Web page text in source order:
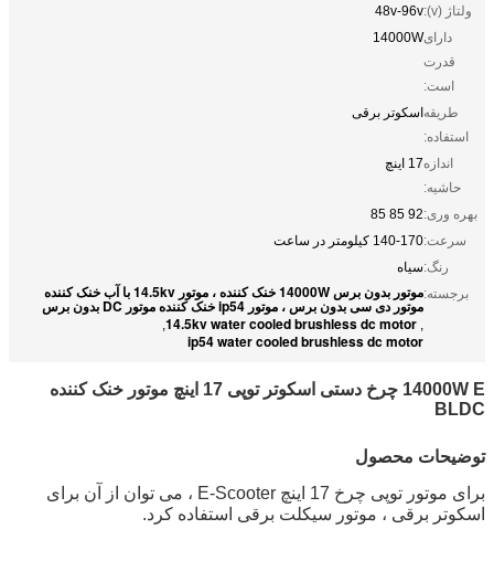
ولتاژ (v):
48v-96v
دارای
قدرت
است:
14000W
طریقه
استفاده:
اسکوتر برقی
اندازه
حاشیه:
17 اینچ
بهره وری:92 85 85
سرعت:140-170 کیلومتر در ساعت
رنگ:سیاه
برجسته:
موتور بدون برس 14000W خنک کننده ، موتور 14.5kv با آب خنک کننده
موتور دی سی بدون برس ، موتور ip54 خنک کننده موتور DC بدون برس
,
14.5kv water cooled brushless dc motor
,
ip54 water cooled brushless dc motor
14000W E چرخ دستی اسکوتر توپی 17 اینچ موتور خنک کننده
BLDC
توضیحات محصول
برای موتور توپی چرخ 17 اینچ E-Scooter ، می توان از آن برای
اسکوتر برقی ، موتور سیکلت برقی استفاده کرد.